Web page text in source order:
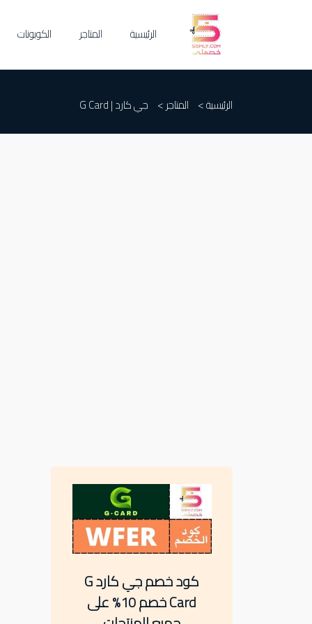
الرئيسية المتاجر الكوبونات
الرئيسية > المتاجر > جي كارد | G Card
كود خصم جي كارد G
Card خصم 10% على